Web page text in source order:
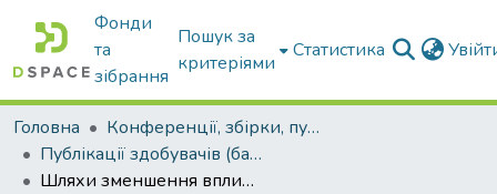
Фонди
та
зібрання
Пошук за
критеріями
Статистика
Головна
Конференції, збірки, публікації молодих вчених і здобувачів : магістрів, бакалаврів, аспірантів.
Публікації здобувачів (бакалаврів. магістрів, аспірантів)
Шляхи зменшення впливу електромагнітного випромінювання автомобільного транспорту